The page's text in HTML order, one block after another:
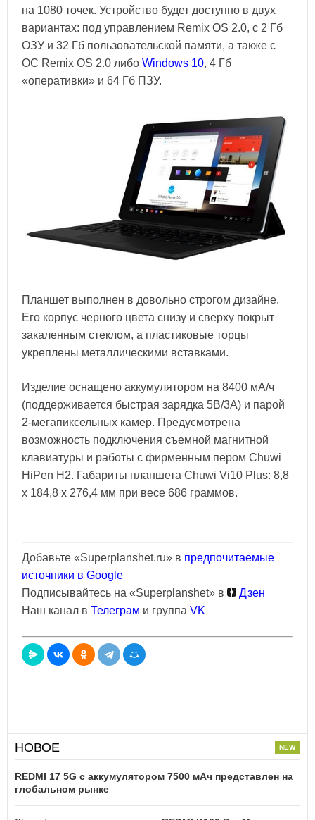
на 1080 точек. Устройство будет доступно в двух
вариантах: под управлением Remix OS 2.0, с 2 Гб
ОЗУ и 32 Гб пользовательской памяти, а также с
ОС Remix OS 2.0 либо Windows 10, 4 Гб
«оперативки» и 64 Гб ПЗУ.
Планшет выполнен в довольно строгом дизайне.
Его корпус черного цвета снизу и сверху покрыт
закаленным стеклом, а пластиковые торцы
укреплены металлическими вставками.
Изделие оснащено аккумулятором на 8400 мА/ч
(поддерживается быстрая зарядка 5В/3А) и парой
2-мегапиксельных камер. Предусмотрена
возможность подключения съемной магнитной
клавиатуры и работы с фирменным пером Chuwi
HiPen H2. Габариты планшета Chuwi Vi10 Plus: 8,8
x 184,8 x 276,4 мм при весе 686 граммов.
Добавьте «Superplanshet.ru» в предпочитаемые
источники в Google
Подписывайтесь на «Superplanshet» в
Дзен
Наш канал в Телеграм и группа VK
НОВОЕ
REDMI 17 5G c аккумулятором 7500 мАч представлен на
глобальном рынке